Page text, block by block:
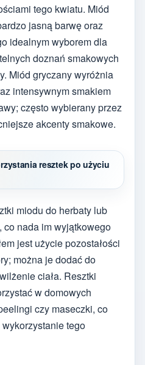
tego kwiatu. Miód
jasną barwę oraz
idealnym wyborem dla
doznań smakowych
Miód gryczany wyróżnia
intensywnym smakiem
często wybierany przez
akcenty smakowe.
resztek po użyciu
miodu do herbaty lub
nada im wyjątkowego
jest użycie pozostałości
można je dodać do
ciała. Resztki
w domowych
czy maseczki, co
tego